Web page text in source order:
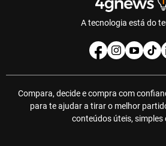
A tecnologia está do
Compara, decide e compra com
para te ajudar a tirar o melhor
conteúdos úteis, simples